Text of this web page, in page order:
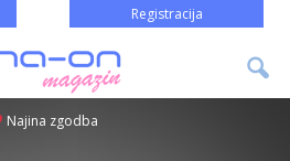
Registracija
Najina zgodba